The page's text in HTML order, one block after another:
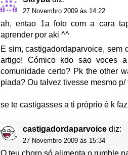
27 Novembro 2009 às 14:22
ah, entao 1a foto com a cara
aprender por aki ^^
E sim, castigadordaparvoice, sem
artigo! Cómico kdo sao voces
comunidade certo? Pk the other
piada? Ou talvez tivesse mesmo
se te castigasses a ti próprio é k
castigadordaparvoice diz:
27 Novembro 2009 às 15:34
O teu choro só alimenta o rumble